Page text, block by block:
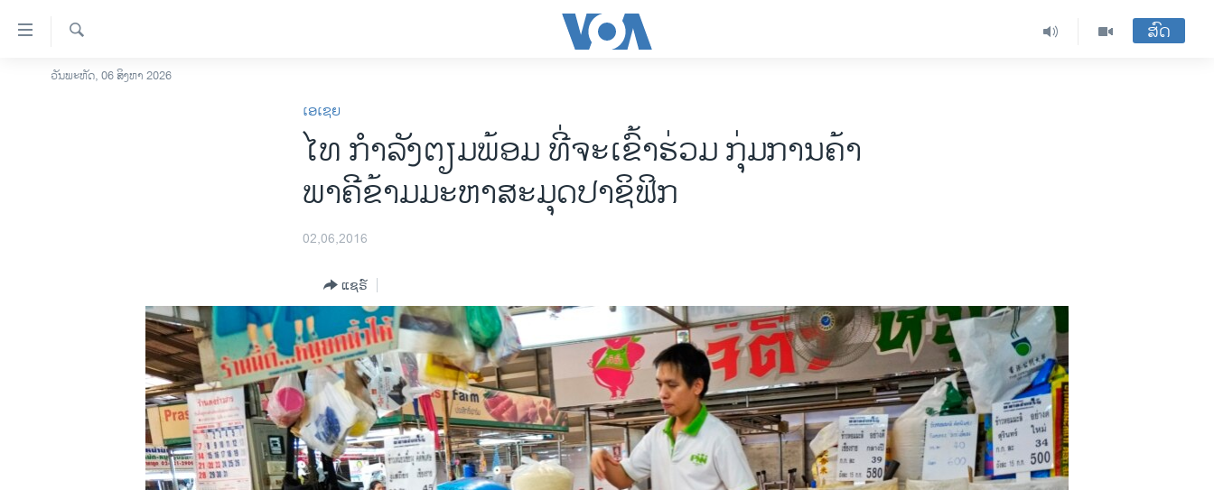
ລິ້ງ
ສຳຫລັບ
ໂຮມເພຈ
ອິດສະຫຼະພາບດ້ານການຂ່າວ
ວິທະຍາສາດ-ເທັກໂນໂລຈີ
ຄົ້ນຫາ
ສົດ
ວັນພະຫັດ, 06 ສິງຫາ 2026
ເອເຊຍ
ໄທ ກຳລັງຕຽມພ້ອມ ທີ່ຈະເຂົ້າຮ່ວມ ກຸ່ມ​ການ​ຄ້າ​
ພາຄີ​ຂ້າມມະຫາ​ສະມຸດປາຊິ​ຟິກ
02,06,2016
ແຊຣ໌